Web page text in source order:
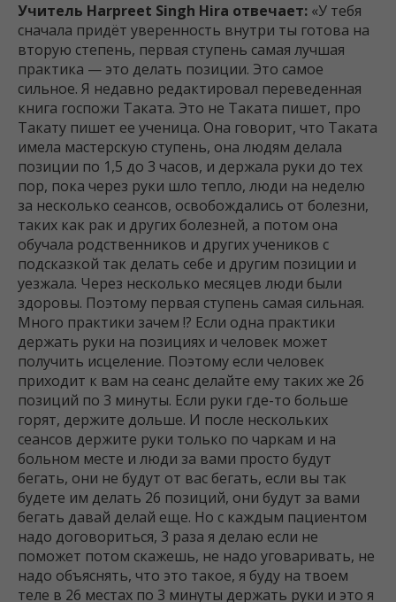
Учитель Harpreet Singh Hira отвечает: «У тебя
сначала придёт уверенность внутри ты готова на
вторую степень, первая ступень самая лучшая
практика — это делать позиции. Это самое
сильное. Я недавно редактировал переведенная
книга госпожи Таката. Это не Таката пишет, про
Такату пишет ее ученица. Она говорит, что Таката
имела мастерскую ступень, она людям делала
позиции по 1,5 до 3 часов, и держала руки до тех
пор, пока через руки шло тепло, люди на неделю
за несколько сеансов, освобождались от болезни,
таких как рак и других болезней, а потом она
обучала родственников и других учеников с
подсказкой так делать себе и другим позиции и
уезжала. Через несколько месяцев люди были
здоровы. Поэтому первая ступень самая сильная.
Много практики зачем !? Если одна практики
держать руки на позициях и человек может
получить исцеление. Поэтому если человек
приходит к вам на сеанс делайте ему таких же 26
позиций по 3 минуты. Если руки где-то больше
горят, держите дольше. И после нескольких
сеансов держите руки только по чаркам и на
больном месте и люди за вами просто будут
бегать, они не будут от вас бегать, если вы так
будете им делать 26 позиций, они будут за вами
бегать давай делай еще. Но с каждым пациентом
надо договориться, 3 раза я делаю если не
поможет потом скажешь, не надо уговаривать, не
надо объяснять, что это такое, я буду на твоем
теле в 26 местах по 3 минуты держать руки и это я